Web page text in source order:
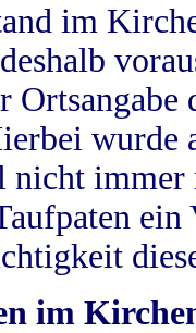
im
wurde
nicht
im